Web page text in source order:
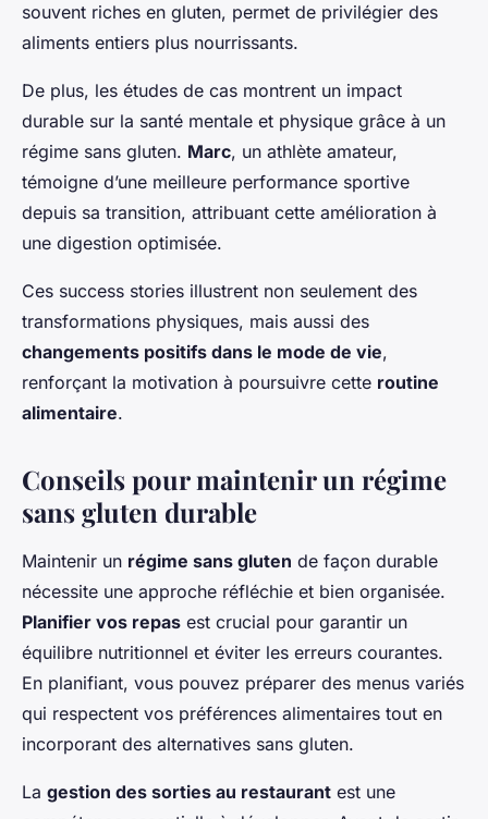
souvent riches en gluten, permet de privilégier des
aliments entiers plus nourrissants.
De plus, les études de cas montrent un impact
durable sur la santé mentale et physique grâce à un
régime sans gluten. Marc, un athlète amateur,
témoigne d’une meilleure performance sportive
depuis sa transition, attribuant cette amélioration à
une digestion optimisée.
Ces success stories illustrent non seulement des
transformations physiques, mais aussi des
changements positifs dans le mode de vie,
renforçant la motivation à poursuivre cette routine
alimentaire.
Conseils pour maintenir un régime
sans gluten durable
Maintenir un régime sans gluten de façon durable
nécessite une approche réfléchie et bien organisée.
Planifier vos repas est crucial pour garantir un
équilibre nutritionnel et éviter les erreurs courantes.
En planifiant, vous pouvez préparer des menus variés
qui respectent vos préférences alimentaires tout en
incorporant des alternatives sans gluten.
La gestion des sorties au restaurant est une